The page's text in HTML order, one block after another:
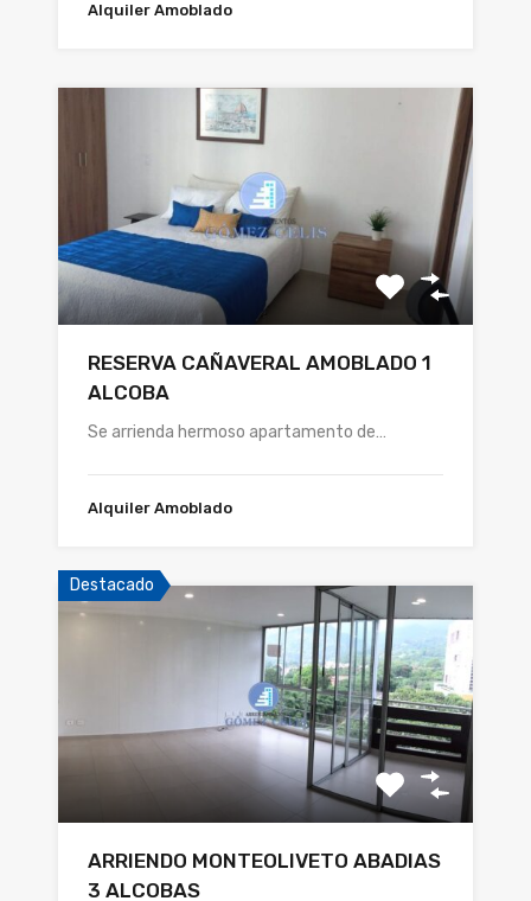
Alquiler Amoblado
RESERVA CAÑAVERAL AMOBLADO 1
ALCOBA
Se arrienda hermoso apartamento de…
Alquiler Amoblado
Destacado
ARRIENDO MONTEOLIVETO ABADIAS
3 ALCOBAS